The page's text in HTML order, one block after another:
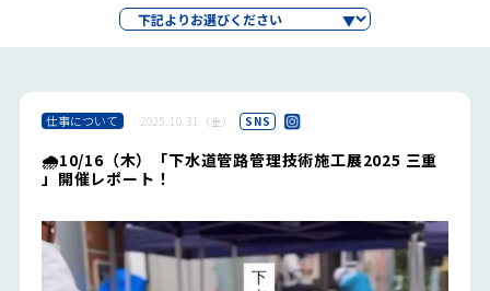
仕事について 2025.10.31（金） SNS
🌧️10/16（木）「下水道管路管理技術施工展2025 三重
」開催レポート！